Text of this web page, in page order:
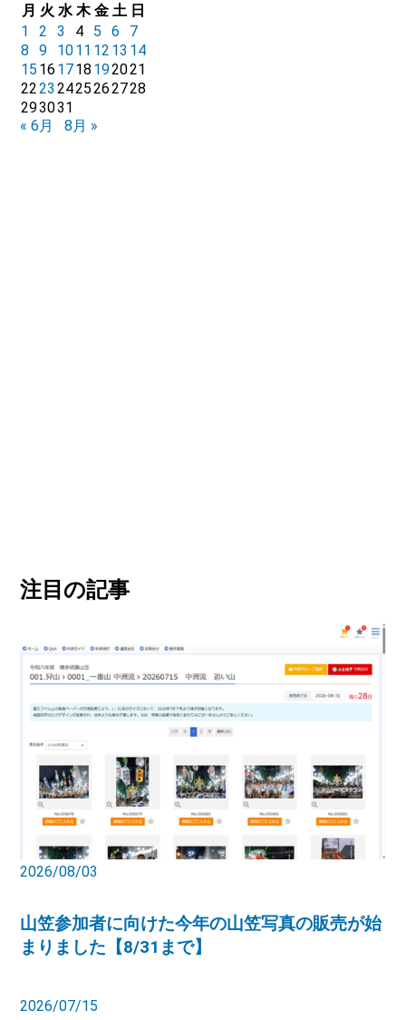
月 火 水 木 金 土 日
1
2 3 4 5 6
7
8
9 1011 12 13 14
15 16 1718192021
2223 2425262728
293031
« 6月
8月 »
注目の記事
2026/08/03
山笠参加者に向けた今年の山笠写真の販売が始
まりました【8/31まで】
2026/07/15